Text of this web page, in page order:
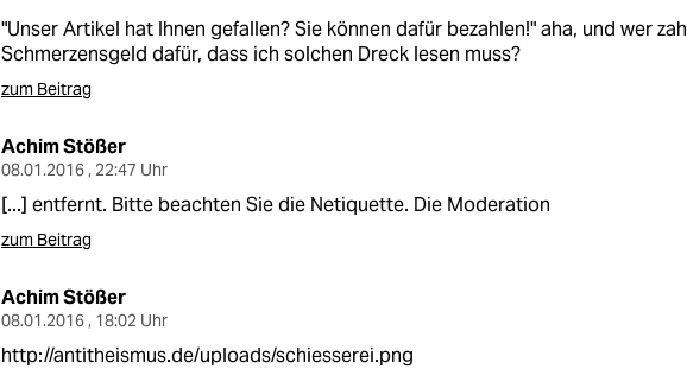
"Unser Artikel hat Ihnen gefallen? Sie können dafür bezahlen!" aha, und wer
Schmerzensgeld dafür, dass ich solchen Dreck lesen muss?
zum Beitrag
Achim Stößer
08.01.2016 , 22:47 Uhr
[...] entfernt. Bitte beachten Sie die Netiquette. Die Moderation
zum Beitrag
Achim Stößer
08.01.2016 , 18:02 Uhr
http://antitheismus.de/uploads/schiesserei.png